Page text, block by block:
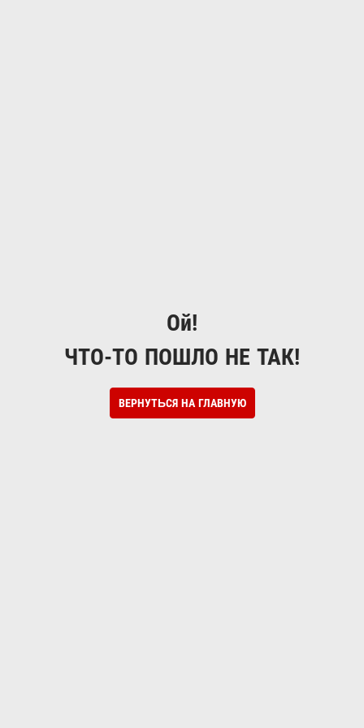
Ой!
ЧТО-ТО ПОШЛО НЕ ТАК!
ВЕРНУТЬСЯ НА ГЛАВНУЮ